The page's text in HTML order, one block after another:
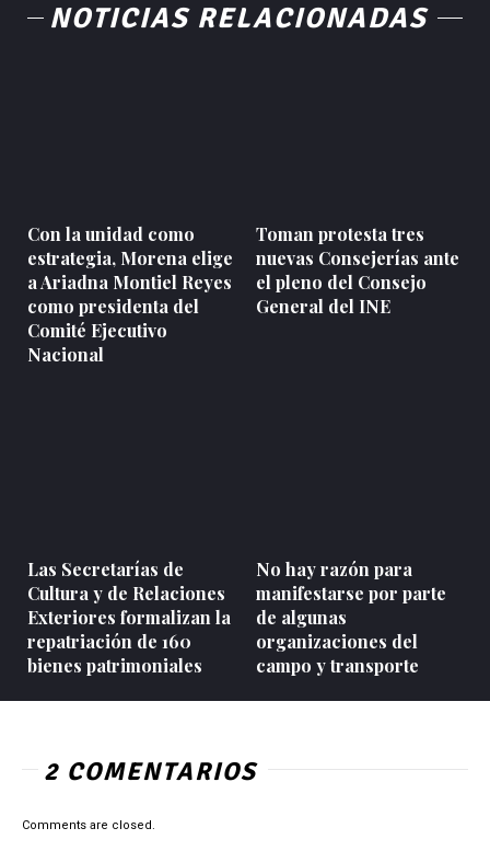
NOTICIAS RELACIONADAS
Con la unidad como
estrategia, Morena elige
a Ariadna Montiel Reyes
como presidenta del
Comité Ejecutivo
Nacional
Toman protesta tres
nuevas Consejerías ante
el pleno del Consejo
General del INE
Las Secretarías de
Cultura y de Relaciones
Exteriores formalizan la
repatriación de 160
bienes patrimoniales
No hay razón para
manifestarse por parte
de algunas
organizaciones del
campo y transporte
2 COMENTARIOS
Comments are closed.